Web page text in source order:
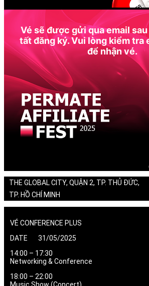
Vé sẽ được gửi qua email
tất đăng ký. Vui lòng kiểm tra
để nhận vé.
THE GLOBAL CITY, QUẬN 2, TP. THỦ ĐỨC,
TP. HỒ CHÍ MINH
VÉ CONFERENCE PLUS
DATE 31/05/2025
14:00 – 17:30
Networking & Conference
18:00 – 22:00